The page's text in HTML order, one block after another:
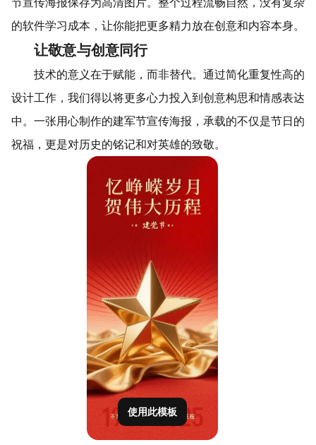
的软件学习成本，让你能把更多精力放在创意和内容本身。
让敬意与创意同行
技术的意义在于赋能，而非替代。通过简化重复性高的
设计工作，我们得以将更多心力投入到创意构思和情感表达
中。一张用心制作的建军节宣传海报，承载的不仅是节日的
祝福，更是对历史的铭记和对英雄的致敬。
使用此模板